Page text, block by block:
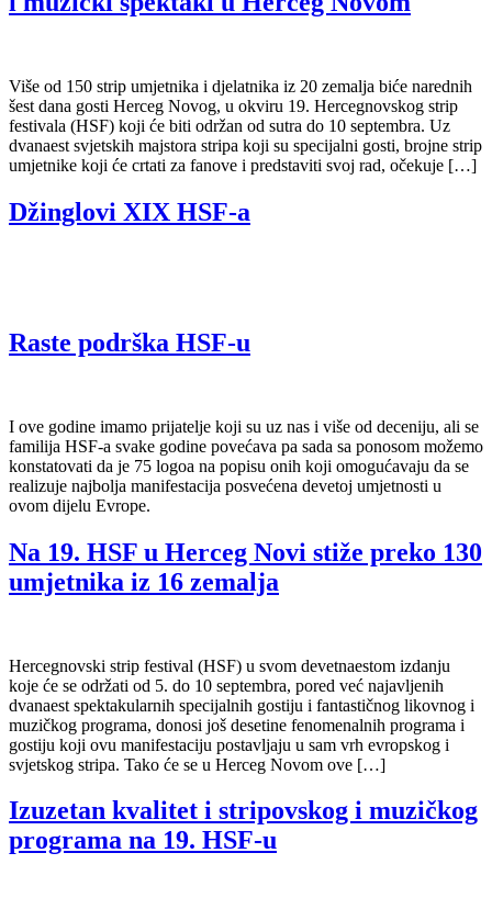
Više od 150 strip umjetnika i djelatnika iz 20 zemalja biće narednih
šest dana gosti Herceg Novog, u okviru 19. Hercegnovskog strip
festivala (HSF) koji će biti održan od sutra do 10 septembra. Uz
dvanaest svjetskih majstora stripa koji su specijalni gosti, brojne strip
umjetnike koji će crtati za fanove i predstaviti svoj rad, očekuje […]
Džinglovi XIX HSF-a
Raste podrška HSF-u
I ove godine imamo prijatelje koji su uz nas i više od deceniju, ali se
familija HSF-a svake godine povećava pa sada sa ponosom možemo
konstatovati da je 75 logoa na popisu onih koji omogućavaju da se
realizuje najbolja manifestacija posvećena devetoj umjetnosti u
ovom dijelu Evrope.
Na 19. HSF u Herceg Novi stiže preko 130
umjetnika iz 16 zemalja
Hercegnovski strip festival (HSF) u svom devetnaestom izdanju
koje će se održati od 5. do 10 septembra, pored već najavljenih
dvanaest spektakularnih specijalnih gostiju i fantastičnog likovnog i
muzičkog programa, donosi još desetine fenomenalnih programa i
gostiju koji ovu manifestaciju postavljaju u sam vrh evropskog i
svjetskog stripa. Tako će se u Herceg Novom ove […]
Izuzetan kvalitet i stripovskog i muzičkog
programa na 19. HSF-u